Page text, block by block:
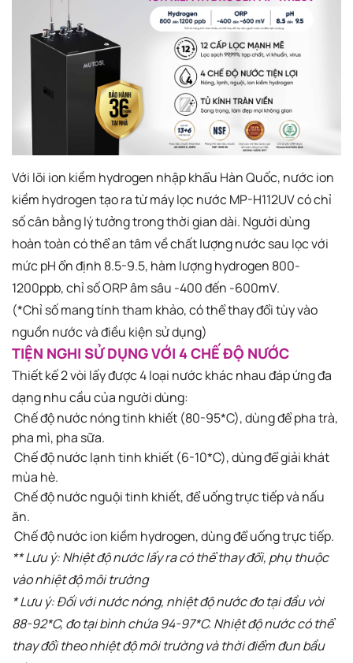
​Với lõi ion kiềm hydrogen nhập khẩu Hàn Quốc, nước ion
kiềm hydrogen tạo ra từ máy lọc nước MP-H112UV có chỉ
số cân bằng lý tưởng trong thời gian dài. Người dùng
hoàn toàn có thể an tâm về chất lượng nước sau lọc với
mức pH ổn định 8.5-9.5, hàm lượng hydrogen 800-
1200ppb, chỉ số ORP âm sâu -400 đến -600mV.​
(*Chỉ số mang tính tham khảo, có thể thay đổi tùy vào
nguồn nước và điều kiện sử dụng)​
TIỆN NGHI SỬ DỤNG VỚI 4 CHẾ ĐỘ NƯỚC​
Thiết kế 2 vòi lấy được 4 loại nước khác nhau đáp ứng đa
dạng nhu cầu của người dùng:​
Chế độ nước nóng tinh khiết (80-95*C), dùng để pha trà,
pha mì, pha sữa. ​
Chế độ nước lạnh tinh khiết (6-10*C), dùng để giải khát
mùa hè​. ​
Chế độ nước nguội tinh khiết, để uống trực tiếp và nấu
ăn. ​
Chế độ nước ion kiềm hydrogen, dùng để uống trực tiếp.
** Lưu ý: Nhiệt độ nước lấy ra có thể thay đổi, phụ thuộc
vào nhiệt độ môi trường
* Lưu ý: Đối với nước nóng, nhiệt độ nước đo tại đầu vòi
88-92*C, đo tại bình chứa 94-97*C. Nhiệt độ nước có thể
thay đổi theo nhiệt độ môi trường và thời điểm đun bầu